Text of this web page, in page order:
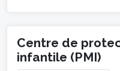
Centre de
infantile (PMI)